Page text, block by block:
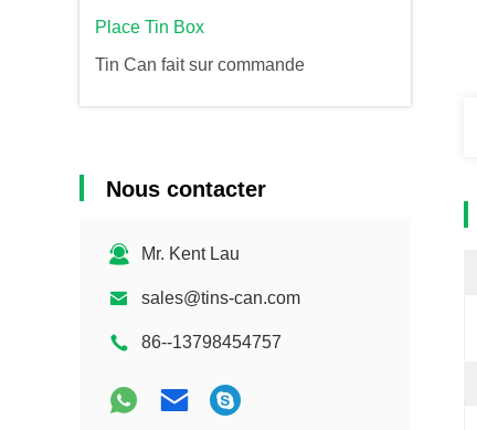
Place Tin Box
Tin Can fait sur commande
Nous contacter
Mr. Kent Lau
sales@tins-can.com
86--13798454757